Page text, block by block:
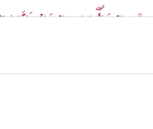
مَّن یَبۡخَلُۖ وَمَن یَبۡخَلۡ